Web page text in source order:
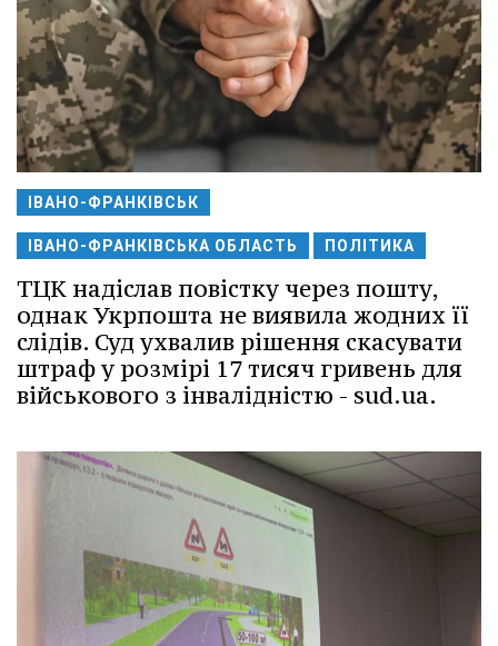
ІВАНО-ФРАНКІВСЬК
ІВАНО-ФРАНКІВСЬКА ОБЛАСТЬ ПОЛІТИКА
ТЦК надіслав повістку через пошту,
однак Укрпошта не виявила жодних її
слідів. Суд ухвалив рішення скасувати
штраф у розмірі 17 тисяч гривень для
військового з інвалідністю - sud.ua.